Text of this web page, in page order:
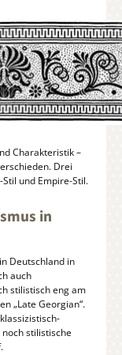
Charakteristik –
Drei
und Empire-Stil.
in
Deutschland in
auch
stilistisch eng am
„Late Georgian“.
stilistische